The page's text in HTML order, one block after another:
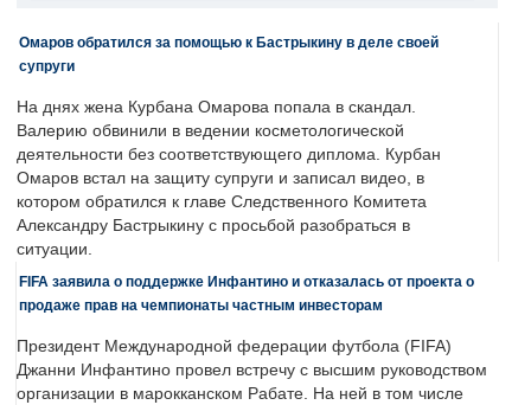
Омаров обратился за помощью к Бастрыкину в деле своей
супруги
На днях жена Курбана Омарова попала в скандал.
Валерию обвинили в ведении косметологической
деятельности без соответствующего диплома. Курбан
Омаров встал на защиту супруги и записал видео, в
котором обратился к главе Следственного Комитета
Александру Бастрыкину с просьбой разобраться в
ситуации.
FIFA заявила о поддержке Инфантино и отказалась от проекта о
продаже прав на чемпионаты частным инвесторам
Президент Международной федерации футбола (FIFA)
Джанни Инфантино провел встречу с высшим руководством
организации в марокканском Рабате. На ней в том числе